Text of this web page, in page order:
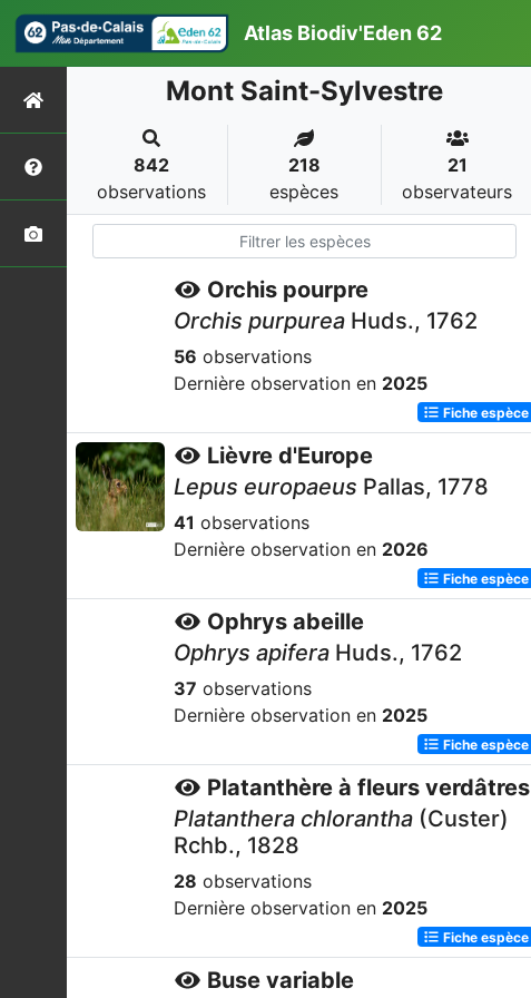
Atlas Biodiv'Eden 62
Mont Saint-Sylvestre
842
observations
218
espèces
21
observateurs
Orchis pourpre
Orchis purpurea Huds., 1762
56 observations
Dernière observation en 2025
Fiche espèce
Lièvre d'Europe
Lepus europaeus Pallas, 1778
41 observations
Dernière observation en 2026
Fiche espèce
Ophrys abeille
Ophrys apifera Huds., 1762
37 observations
Dernière observation en 2025
Fiche espèce
Platanthère à fleurs verdâtres
Platanthera chlorantha (Custer)
Rchb., 1828
28 observations
Dernière observation en 2025
Fiche espèce
Buse variable